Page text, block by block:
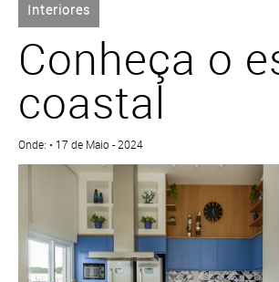
Interiores
Conheça o
coastal
Onde: • 17 de Maio - 2024